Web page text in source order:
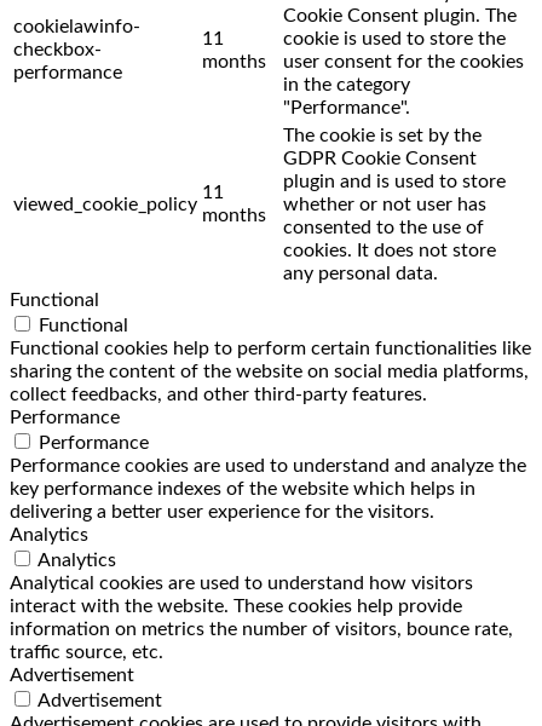
cookielawinfo-
checkbox-
performance
11
months
Cookie Consent plugin. The
cookie is used to store the
user consent for the cookies
in the category
"Performance".
viewed_cookie_policy
11
months
The cookie is set by the
GDPR Cookie Consent
plugin and is used to store
whether or not user has
consented to the use of
cookies. It does not store
any personal data.
Functional
Functional
Functional cookies help to perform certain functionalities like
sharing the content of the website on social media platforms,
collect feedbacks, and other third-party features.
Performance
Performance
Performance cookies are used to understand and analyze the
key performance indexes of the website which helps in
delivering a better user experience for the visitors.
Analytics
Analytics
Analytical cookies are used to understand how visitors
interact with the website. These cookies help provide
information on metrics the number of visitors, bounce rate,
traffic source, etc.
Advertisement
Advertisement